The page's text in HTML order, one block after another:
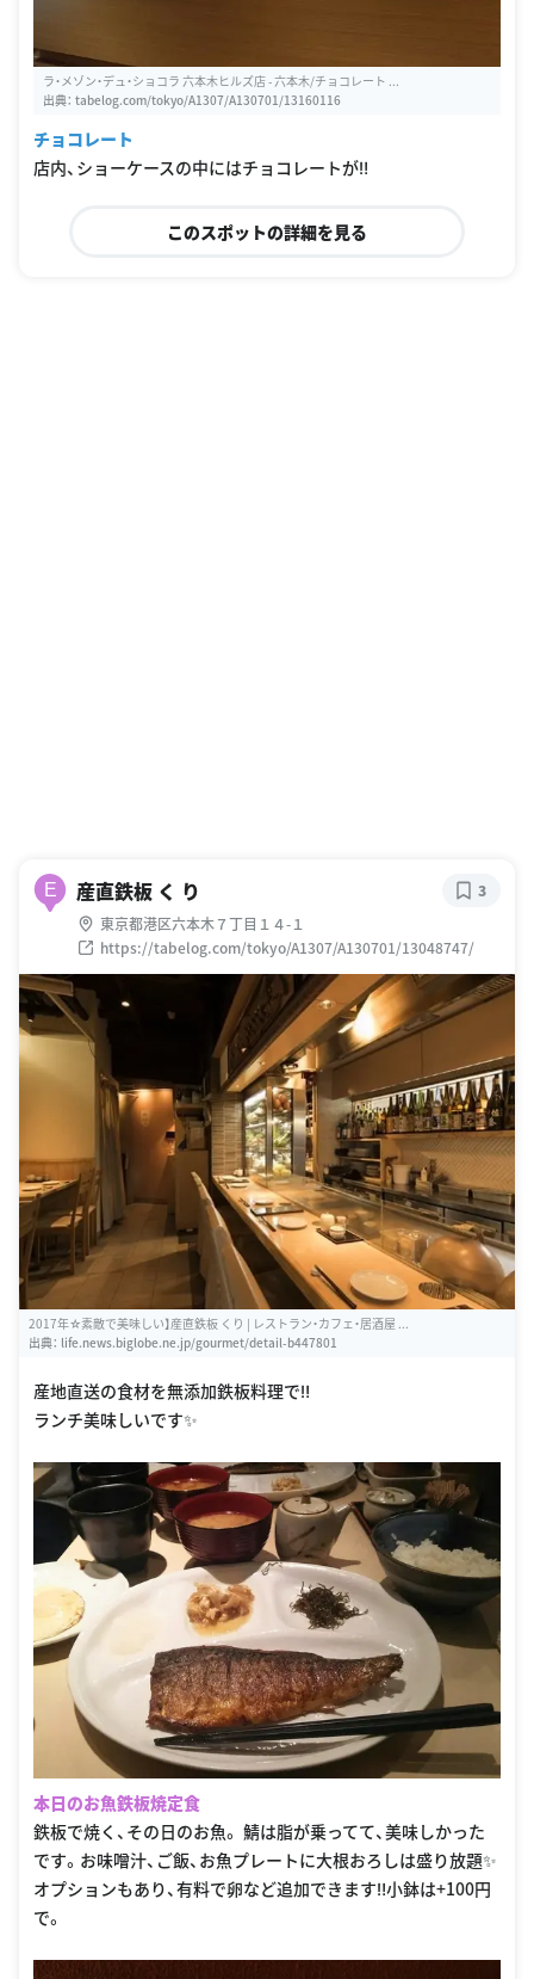
ラ・メゾン・デュ・ショコラ 六本木ヒルズ店 - 六本木/チョコレート ...
出典： tabelog.com/tokyo/A1307/A130701/13160116
チョコレート
店内、ショーケースの中にはチョコレートが‼
このスポットの詳細を見る
E 産直鉄板 く り
東京都港区六本木７丁目１４-１
https://tabelog.com/tokyo/A1307/A130701/13048747/
3
2017年☆素敵で美味しい】産直鉄板 くり | レストラン・カフェ・居酒屋 ...
出典： life.news.biglobe.ne.jp/gourmet/detail-b447801
産地直送の食材を無添加鉄板料理で‼
ランチ美味しいです✨
本日のお魚鉄板焼定食
鉄板で焼く、その日のお魚。 鯖は脂が乗ってて、美味しかった
です。お味噌汁、ご飯、お魚プレートに大根おろしは盛り放題✨
オプションもあり、有料で卵など追加できます‼小鉢は+100円
で。